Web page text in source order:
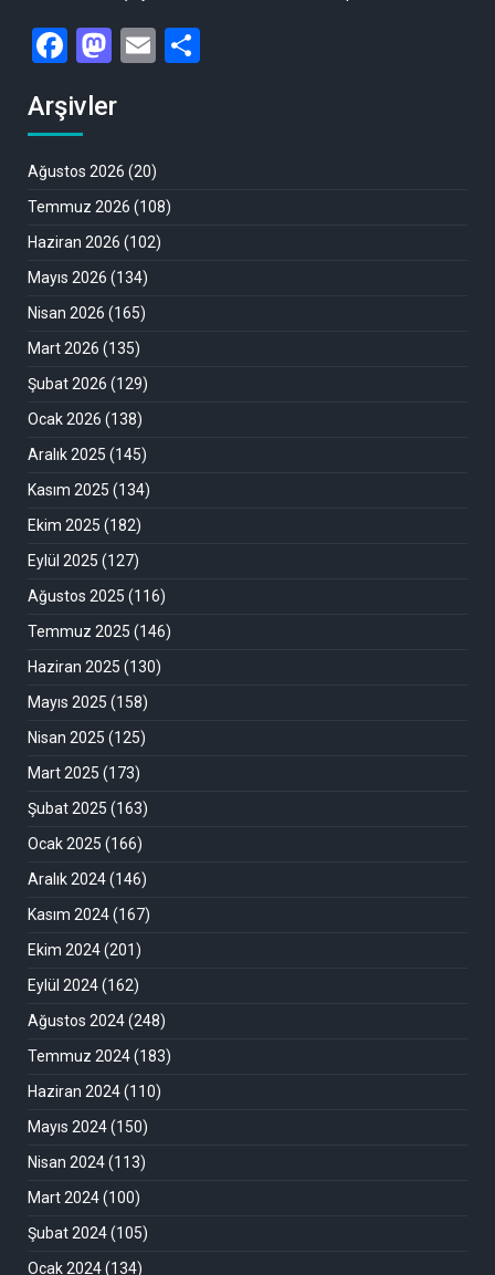
Facebook
Mastodon
Email
Arşivler
Ağustos 2026 (20)
Temmuz 2026 (108)
Haziran 2026 (102)
Mayıs 2026 (134)
Nisan 2026 (165)
Mart 2026 (135)
Şubat 2026 (129)
Ocak 2026 (138)
Aralık 2025 (145)
Kasım 2025 (134)
Ekim 2025 (182)
Eylül 2025 (127)
Ağustos 2025 (116)
Temmuz 2025 (146)
Haziran 2025 (130)
Mayıs 2025 (158)
Nisan 2025 (125)
Mart 2025 (173)
Şubat 2025 (163)
Ocak 2025 (166)
Aralık 2024(146)
Kasım 2024(167)
Ekim 2024(201)
Eylül 2024(162)
Ağustos 2024(248)
Temmuz 2024(183)
Haziran 2024(110)
Mayıs 2024(150)
Nisan 2024(113)
Mart 2024(100)
Şubat 2024(105)
Ocak 2024(134)